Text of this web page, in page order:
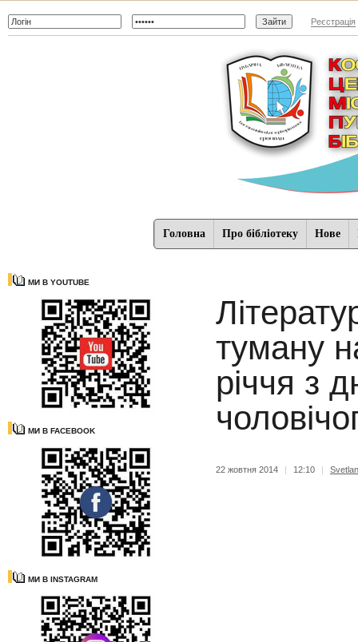
Реєстрація
Головна Про бібліотеку Нове
МИ В YOUTUBE
МИ В FACEBOOK
МИ В INSTAGRAM
туману
річчя з
22 жовтня 2014 | 12:10 |